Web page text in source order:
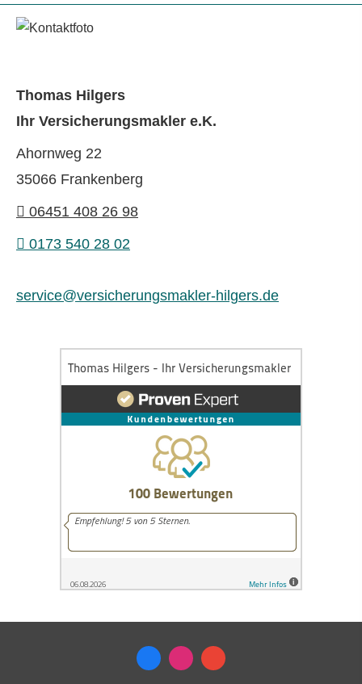
Thomas Hilgers
Ihr Ver­sicherungs­makler e.K.
Ahornweg 22
35066 Frankenberg
06451 408 26 98
0173 540 28 02
service@versicherungsmakler-hilgers.de